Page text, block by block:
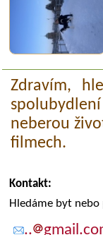
Zdravím,
neberou
filmech.
Kontakt:
Hledáme byt nebo
..